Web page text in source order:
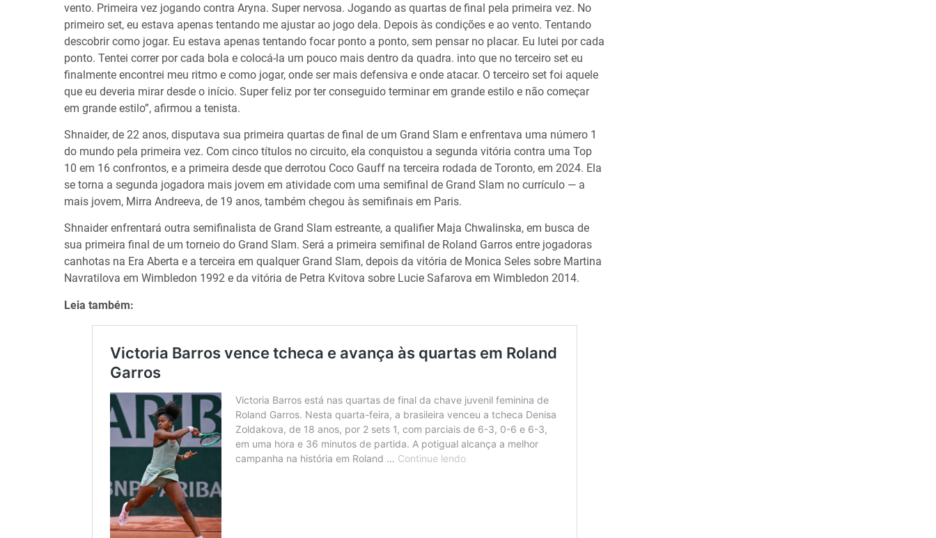
vento. Primeira vez jogando contra Aryna. Super nervosa. Jogando as quartas de final pela primeira vez. No
primeiro set, eu estava apenas tentando me ajustar ao jogo dela. Depois às condições e ao vento. Tentando
descobrir como jogar. Eu estava apenas tentando focar ponto a ponto, sem pensar no placar. Eu lutei por cada
ponto. Tentei correr por cada bola e colocá-la um pouco mais dentro da quadra. into que no terceiro set eu
finalmente encontrei meu ritmo e como jogar, onde ser mais defensiva e onde atacar. O terceiro set foi aquele
que eu deveria mirar desde o início. Super feliz por ter conseguido terminar em grande estilo e não começar
em grande estilo”, afirmou a tenista.
Shnaider, de 22 anos, disputava sua primeira quartas de final de um Grand Slam e enfrentava uma número 1
do mundo pela primeira vez. Com cinco títulos no circuito, ela conquistou a segunda vitória contra uma Top
10 em 16 confrontos, e a primeira desde que derrotou Coco Gauff na terceira rodada de Toronto, em 2024. Ela
se torna a segunda jogadora mais jovem em atividade com uma semifinal de Grand Slam no currículo — a
mais jovem, Mirra Andreeva, de 19 anos, também chegou às semifinais em Paris.
Shnaider enfrentará outra semifinalista de Grand Slam estreante, a qualifier Maja Chwalinska, em busca de
sua primeira final de um torneio do Grand Slam. Será a primeira semifinal de Roland Garros entre jogadoras
canhotas na Era Aberta e a terceira em qualquer Grand Slam, depois da vitória de Monica Seles sobre Martina
Navratilova em Wimbledon 1992 e da vitória de Petra Kvitova sobre Lucie Safarova em Wimbledon 2014.
Leia também: